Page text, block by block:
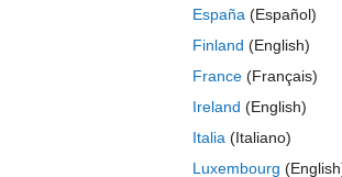
circuit consisting of ac voltage source and
run time the voltage across the resistor gets
España (Español)
Finland (English)
France (Français)
Ireland (English)
Italia (Italiano)
Luxembourg